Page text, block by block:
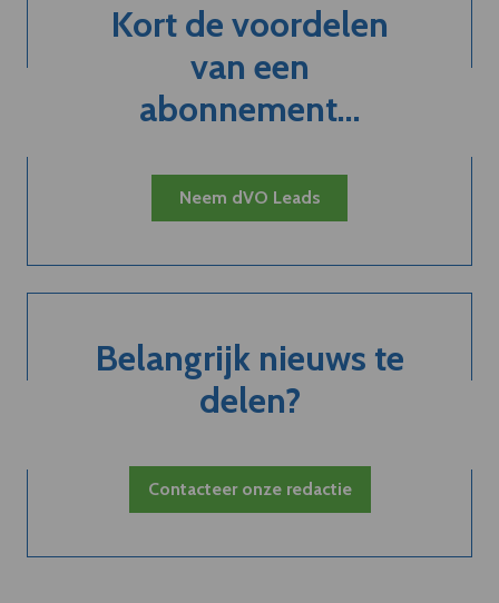
Kort de voordelen
van een
abonnement...
Neem dVO Leads
Belangrijk nieuws te
delen?
Contacteer onze redactie